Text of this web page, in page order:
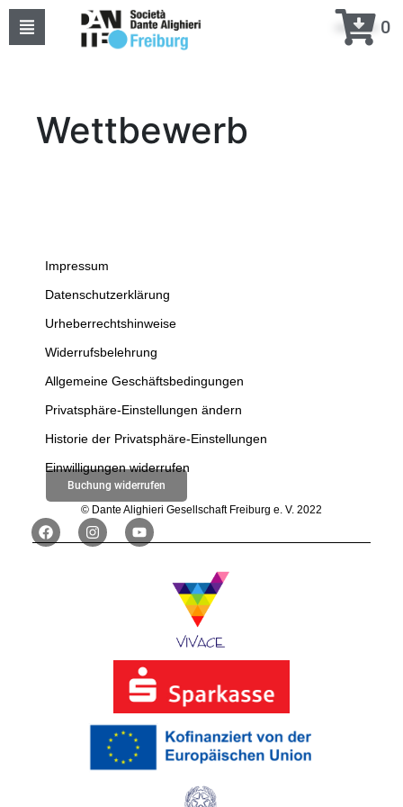
Kontakte
meine DANTE
0
Wettbewerb
Impressum
Datenschutzerklärung
Urheberrechtshinweise
Widerrufsbelehrung
Allgemeine Geschäftsbedingungen
Privatsphäre-Einstellungen ändern
Historie der Privatsphäre-Einstellungen
Einwilligungen widerrufen
© Dante Alighieri Gesellschaft Freiburg e. V. 2022
Buchung widerrufen